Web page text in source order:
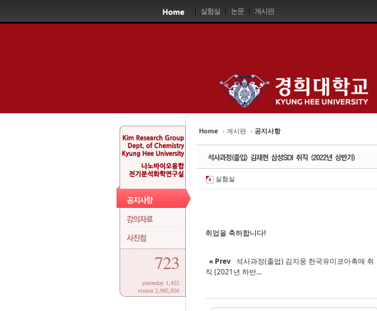
실험실 논문 게시판
723
yesterday 1,455
visitor 2,985,956
Home › 게시판 › 공지사항
실험실
취업을 축하합니다!
« Prev 석사과정(졸업) 김지웅 한국유미코아촉매 취
직 (2021년 하반...